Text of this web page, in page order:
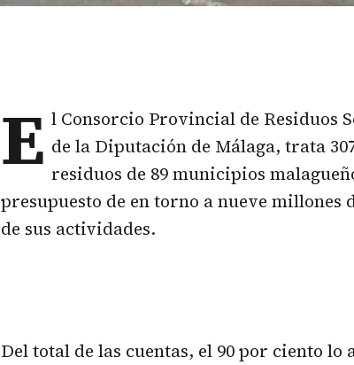
E l Consorcio Provincial de Residuos
de la Diputación de Málaga, trata
residuos de 89 municipios
presupuesto de en torno a nueve millones
de sus actividades.
Del total de las cuentas, el 90 por ciento